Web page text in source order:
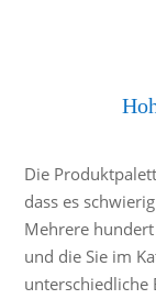
Die
dass es
Mehrere
und die Sie im
unterschiedliche